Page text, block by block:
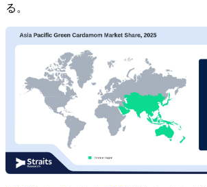
る。